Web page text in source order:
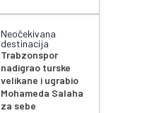
Neočekivana
destinacija
Trabzonspor
nadigrao turske
velikane i ugrabio
Mohameda Salaha
za sebe